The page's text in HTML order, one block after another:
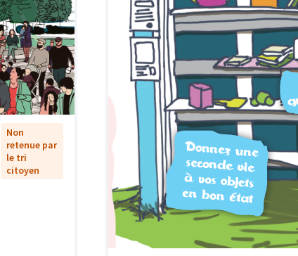
Non
retenue par
le tri
citoyen